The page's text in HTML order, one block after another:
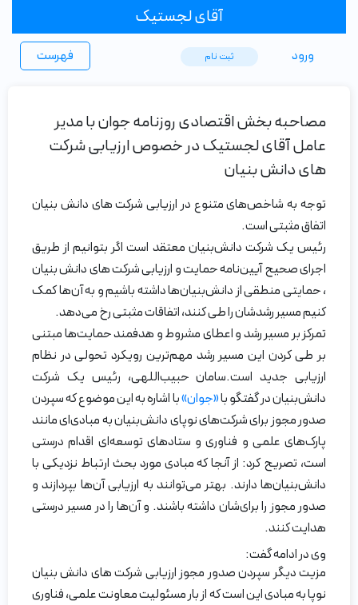
آقای لجستیک
فهرست ورود ثبت ‌نام
مصاحبه بخش اقتصادی روزنامه جوان با مدیر
عامل آقای لجستیک در خصوص ارزیابی شرکت‌
های دانش بنیان
توجه به شاخص‌های متنوع در ارزیابی شرکت‌ های دانش بنیان
اتفاق مثبتی است.
رئیس یک شرکت دانش‌بنیان معتقد است اگر بتوانیم از طریق
اجرای صحیح آیین‌نامه حمایت و ارزیابی شرکت های دانش بنیان
، حمایتی منطقی از دانش‌بنیان‌ها داشته باشیم و به آن‌ها کمک
کنیم مسیر رشدشان را طی کنند، اتفاقات مثبتی رخ می‌دهد.
تمرکز بر مسیر رشد و اعطای مشروط و هدفمند حمایت‌ها مبتنی
بر طی کردن این مسیر رشد مهم‌ترین رویکرد تحولی در نظام
ارزیابی جدید است.سامان حبیب‌اللهی، رئیس یک شرکت
دانش‌بنیان در گفتگو با«جوان»با اشاره به این موضوع که سپردن
صدور مجوز برای شرکت‌های نوپای دانش‌بنیان به مبادی‌ای مانند
پارک‌های علمی و فناوری و ستاد‌های توسعه‌ای اقدام درستی
است، تصریح کرد: از آنجا که مبادی مورد بحث ارتباط نزدیکی با
دانش‌بنیان‌ها دارند. بهتر می‌توانند به ارزیابی آن‌ها بپردازند و
صدور مجوز را برای‌شان داشته باشند. و آن‌ها را در مسیر درستی
هدایت کنند.
وی در ادامه گفت:
مزیت دیگر سپردن صدور مجوز ارزیابی شرکت‌ های دانش بنیان
نوپا به مبادی این است که از بار مسئولیت معاونت علمی، فناوری